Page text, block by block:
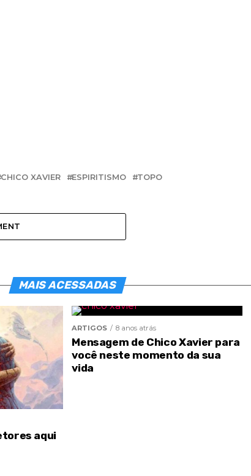
CHICO XAVIER ESPIRITISMO
TOPO
MAIS ACESSADAS
aqui
ARTIGOS 8 anos atrás
Mensagem de Chico Xavier para
você neste momento da sua
vida